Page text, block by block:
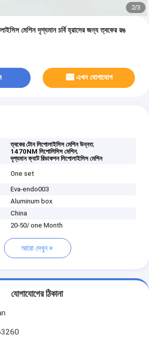
2/3
মেশিন দৃশ্যমান চর্বি হ্রাসের জন্য ত্বকের রঙ
এখন যোগাযোগ
ত্বকের টোন লিপোলাইসিস মেশিন উন্নত,
1470NM লিপোলিসিস মেশিন,
দৃশ্যমান ফ্যাট রিডাকশন লিপোলাইসিস মেশিন
One set
Eva-endo003
Aluminum box
China
20-50/ one Month
আরো দেখুন
যোগাযোগের ঠিকানা